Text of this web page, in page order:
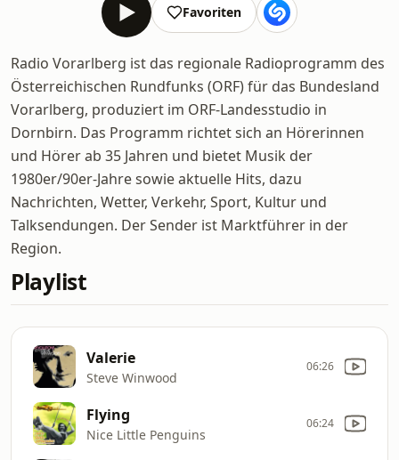
Favoriten
Radio Vorarlberg ist das regionale Radioprogramm des
Österreichischen Rundfunks (ORF) für das Bundesland
Vorarlberg, produziert im ORF-Landesstudio in
Dornbirn. Das Programm richtet sich an Hörerinnen
und Hörer ab 35 Jahren und bietet Musik der
1980er/90er-Jahre sowie aktuelle Hits, dazu
Nachrichten, Wetter, Verkehr, Sport, Kultur und
Talksendungen. Der Sender ist Marktführer in der
Region.
Playlist
Valerie
Steve Winwood
06:26
Flying
Nice Little Penguins
06:24